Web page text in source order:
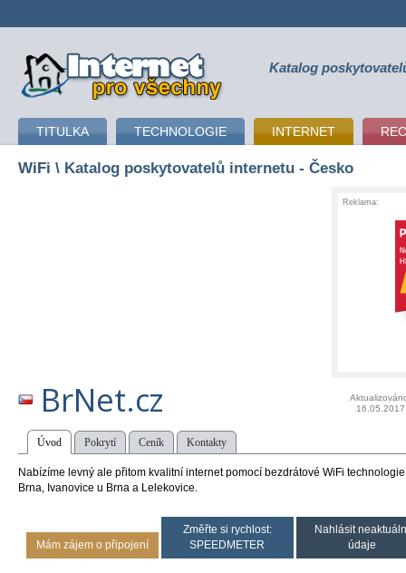
připojení k internetu Katalog
TITULKA TECHNOLOGIE INTERNET
WiFi \ Katalog poskytovatelů internetu - Česko
Reklama:
BrNet.cz
16.05.2017
Úvod Pokrytí Ceník Kontakty
Nabízíme levný ale přitom kvalitní internet pomocí bezdrátové WiFi
Brna, Ivanovice u Brna a Lelekovice.
Mám zájem o připojení
Změřte si rychlost:
SPEEDMETER
Nahlásit
údaje